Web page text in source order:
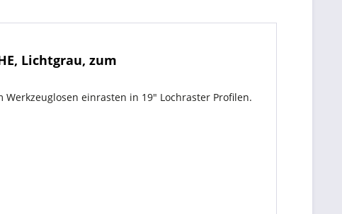
Lichtgrau, zum
einrasten in 19" Lochraster Profilen.